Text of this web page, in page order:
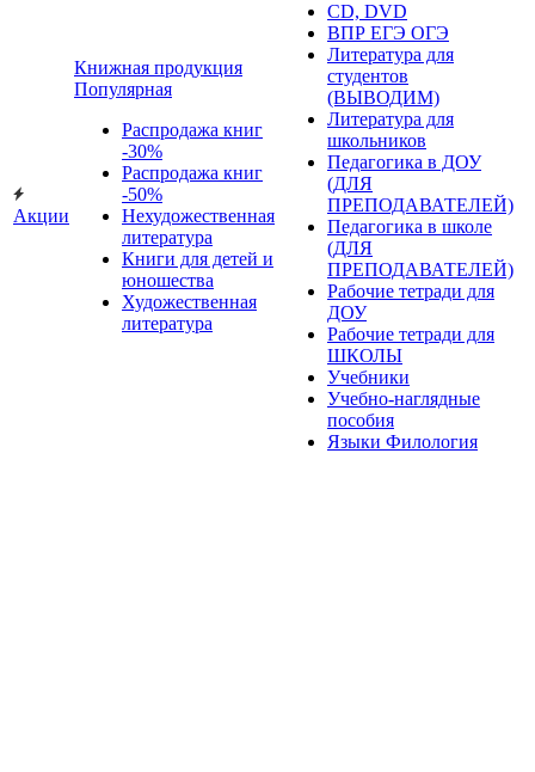
Акции
Книжная продукция
Популярная
Распродажа книг
-30%
Распродажа книг
-50%
Нехудожественная
литература
Книги для детей и
юношества
Художественная
литература
CD, DVD
ВПР ЕГЭ ОГЭ
Литература для
студентов
(ВЫВОДИМ)
Литература для
школьников
Педагогика в ДОУ
(ДЛЯ
ПРЕПОДАВАТЕЛЕЙ)
Педагогика в школе
(ДЛЯ
ПРЕПОДАВАТЕЛЕЙ)
Рабочие тетради для
ДОУ
Рабочие тетради для
ШКОЛЫ
Учебники
Учебно-наглядные
пособия
Языки Филология